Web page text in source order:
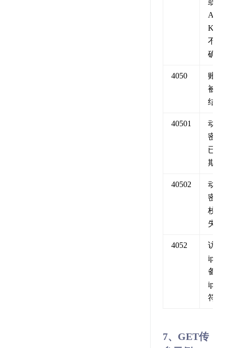
或
API
KEY
不正
确
4050
账号
被冻
结
40501
动态
密码
已过
期
40502
动态
密码
校验
失败
4052
访问
ip 与
备案
ip 不
符
7、GET传